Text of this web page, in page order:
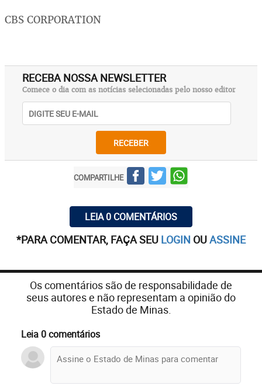
CBS CORPORATION
RECEBA NOSSA NEWSLETTER
Comece o dia com as notícias selecionadas pelo nosso editor
RECEBER
COMPARTILHE
LEIA 0 COMENTÁRIOS
*PARA COMENTAR, FAÇA SEU LOGIN OUASSINE
Os comentários são de responsabilidade de
seus autores e não representam a opinião do
Estado de Minas.
Leia 0 comentários